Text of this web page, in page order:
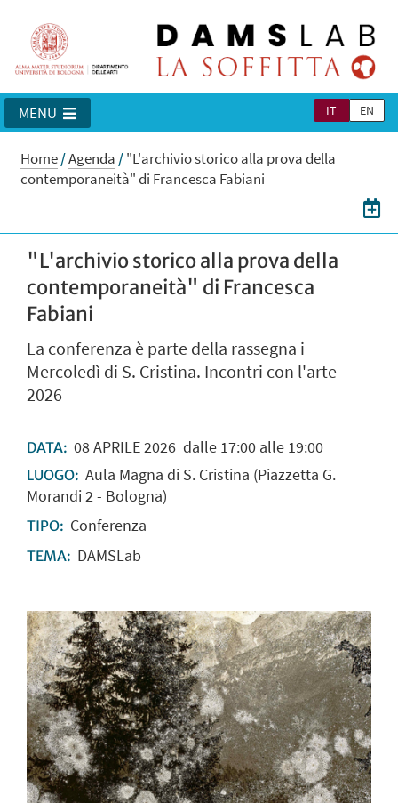
IT EN
MENU
Home/Agenda /"L'archivio storico alla prova della
contemporaneità" di Francesca Fabiani
"L'archivio storico alla prova della
contemporaneità" di Francesca
Fabiani
La conferenza è parte della rassegna i
Mercoledì di S. Cristina. Incontri con l'arte
2026
DATA: 08APRILE2026dalle 17:00 alle 19:00
LUOGO: Aula Magna di S. Cristina (Piazzetta G.
Morandi 2 - Bologna)
TIPO: Conferenza
TEMA: DAMSLab